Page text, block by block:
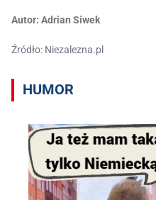
Autor: Adrian Siwek
Źródło: Niezalezna.pl
HUMOR